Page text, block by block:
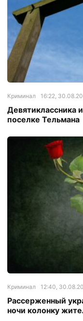
Криминал 16:22,
Девятиклассника
поселке Тельмана
Криминал 12:40,
Рассерженный
ночи колонку